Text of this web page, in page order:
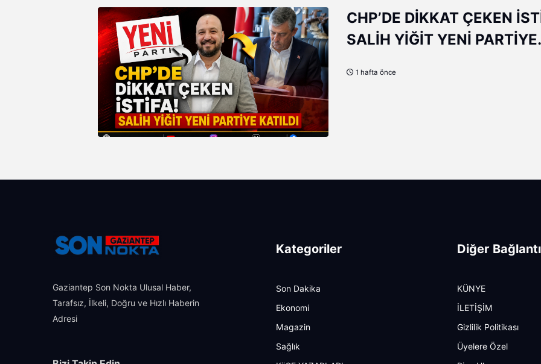
süreyle idari izinli sayılacaktır.
CHP’DE DİKKAT ÇEKEN
SALİH YİĞİT YENİ PARTİYE
1 hafta önce
Gaziantep Son Nokta Ulusal Haber,
Tarafsız, İlkeli, Doğru ve Hızlı Haberin
Adresi
Kategoriler
Son Dakika
Ekonomi
Magazin
Sağlık
Diğer
KÜNYE
İLETİŞİM
Gizlilik Politikası
Üyelere Özel